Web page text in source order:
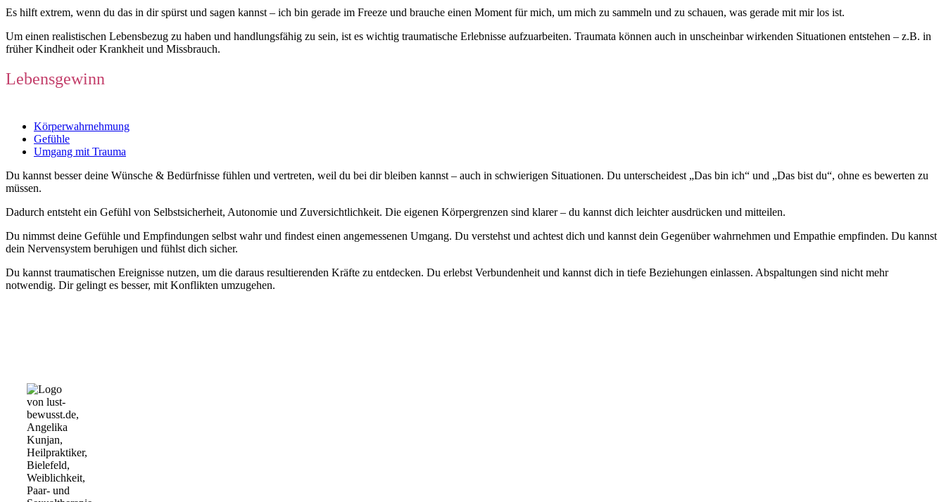
Es hilft extrem, wenn du das in dir spürst und sagen kannst – ich bin gerade im Freeze und brauche einen Moment für mich, um mich zu sammeln und zu schauen, was gerade mit mir los ist.
Um einen realistischen Lebensbezug zu haben und handlungsfähig zu sein, ist es wichtig traumatische Erlebnisse aufzuarbeiten. Traumata können auch in unscheinbar wirkenden Situationen entstehen – z.B. in
früher Kindheit oder Krankheit und Missbrauch.
Lebensgewinn
Körperwahrnehmung
Gefühle
Umgang mit Trauma
Du kannst besser deine Wünsche & Bedürfnisse fühlen und vertreten, weil du bei dir bleiben kannst – auch in schwierigen Situationen. Du unterscheidest „Das bin ich“ und „Das bist du“, ohne es bewerten zu
müssen.
Dadurch entsteht ein Gefühl von Selbstsicherheit, Autonomie und Zuversichtlichkeit. Die eigenen Körpergrenzen sind klarer – du kannst dich leichter ausdrücken und mitteilen.
Du nimmst deine Gefühle und Empfindungen selbst wahr und findest einen angemessenen Umgang. Du verstehst und achtest dich und kannst dein Gegenüber wahrnehmen und Empathie empfinden. Du kannst
dein Nervensystem beruhigen und fühlst dich sicher.
Du kannst traumatischen Ereignisse nutzen, um die daraus resultierenden Kräfte zu entdecken. Du erlebst Verbundenheit und kannst dich in tiefe Beziehungen einlassen. Abspaltungen sind nicht mehr
notwendig. Dir gelingt es besser, mit Konflikten umzugehen.